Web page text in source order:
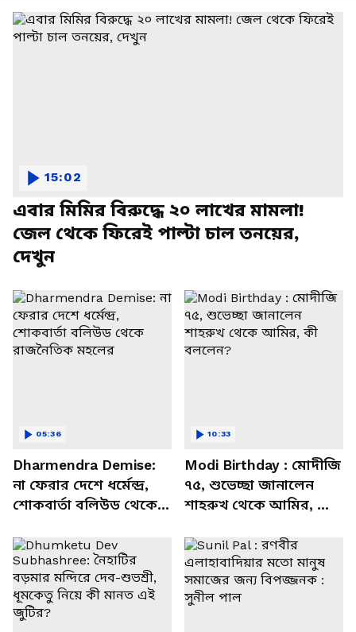
এবার মিমির বিরুদ্ধে ২০ লাখের মামলা!
জেল থেকে ফিরেই পাল্টা চাল তনয়ের,
দেখুন
15:02
Dharmendra Demise:
না ফেরার দেশে ধর্মেন্দ্র,
শোকবার্তা বলিউড থেকে
05:36
Modi Birthday : মোদীজি
৭৫, শুভেচ্ছা জানালেন
শাহরুখ থেকে আমির, কী
10:33